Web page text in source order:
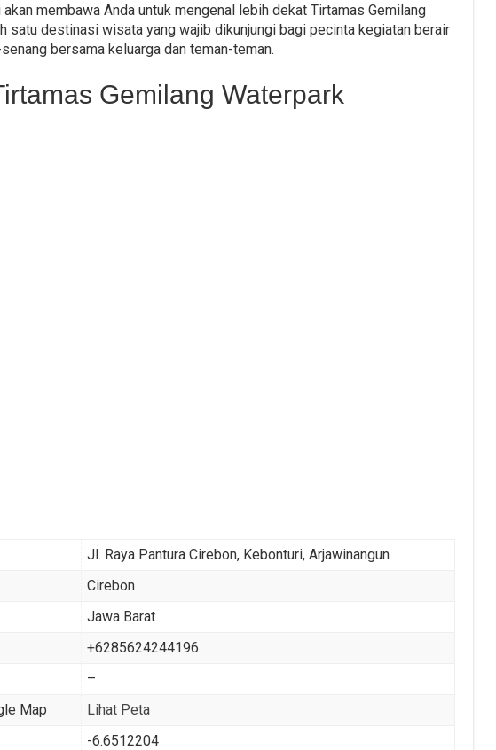
akan membawa Anda untuk mengenal lebih dekat Tirtamas Gemilang
satu destinasi wisata yang wajib dikunjungi bagi pecinta kegiatan berair
bersama keluarga dan teman-teman.
Gemilang Waterpark
Jl. Raya Pantura Cirebon, Kebonturi, Arjawinangun
Cirebon
Jawa Barat
+6285624244196
–
Map
Lihat Peta
-6.6512204